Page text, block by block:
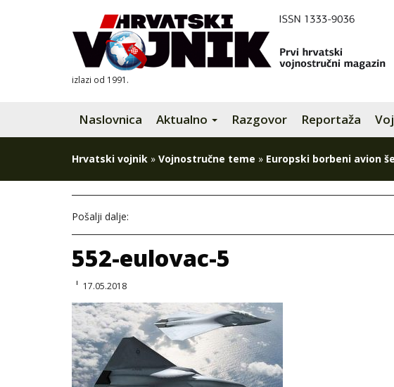
izlazi od 1991.
Naslovnica Aktualno Razgovor Reportaža
Hrvatski vojnik » Vojnostručne teme » Europski borbeni avion
Pošalji dalje:
552-eulovac-5
17.05.2018